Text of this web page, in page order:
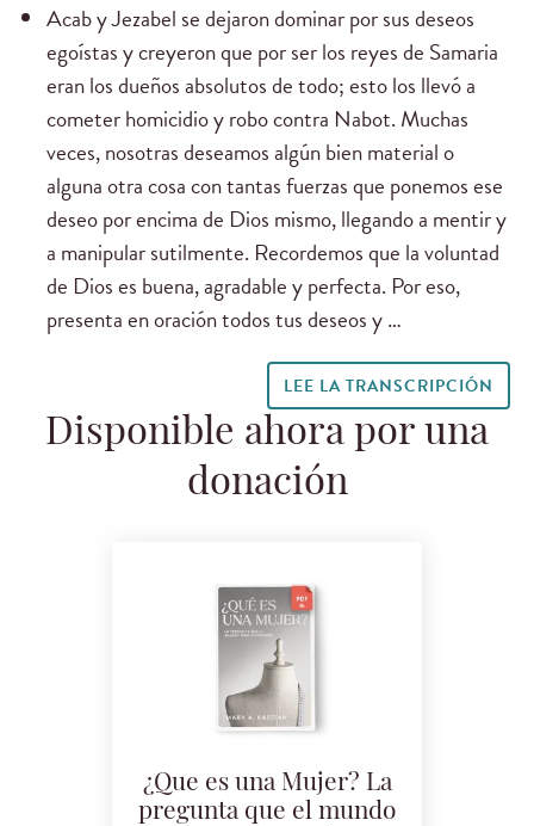
Acab y Jezabel se dejaron dominar por sus deseos
egoístas y creyeron que por ser los reyes de Samaria
eran los dueños absolutos de todo; esto los llevó a
cometer homicidio y robo contra Nabot. Muchas
veces, nosotras deseamos algún bien material o
alguna otra cosa con tantas fuerzas que ponemos ese
deseo por encima de Dios mismo, llegando a mentir y
a manipular sutilmente. Recordemos que la voluntad
de Dios es buena, agradable y perfecta. Por eso,
presenta en oración todos tus deseos y …
LEE LA TRANSCRIPCIÓN
Disponible ahora por una
donación
¿Que es una Mujer? La
pregunta que el mundo